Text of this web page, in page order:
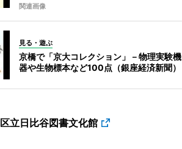
関連画像
見る・遊ぶ
京橋で「京大コレクション」－物理実験機
器や生物標本など100点（銀座経済新聞）
立日比谷図書文化館